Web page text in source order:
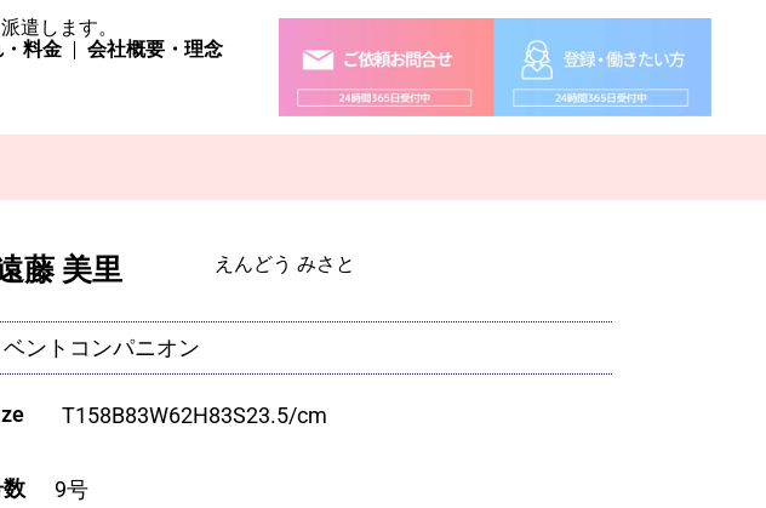
遣します。
料金 会社概要・理念
藤 美里 えんどう みさと
ベントコンパニオン
T158B83W62H83S23.5/cm
9号